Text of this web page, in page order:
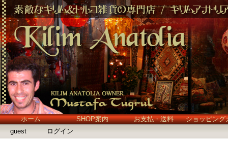
ホーム SHOP案内 お支払・送料
ショッピング
guest
ログイン